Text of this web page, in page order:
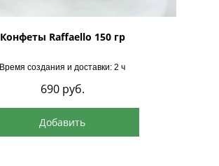
Конфеты Raffaello 150 гр
Время создания и доставки: 2 ч
690 руб.
Добавить